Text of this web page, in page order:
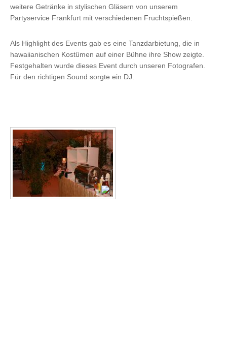
weitere Getränke in stylischen Gläsern von unserem
Partyservice Frankfurt mit verschiedenen Fruchtspießen.
Als Highlight des Events gab es eine Tanzdarbietung, die in
hawaiianischen Kostümen auf einer Bühne ihre Show zeigte.
Festgehalten wurde dieses Event durch unseren Fotografen.
Für den richtigen Sound sorgte ein DJ.